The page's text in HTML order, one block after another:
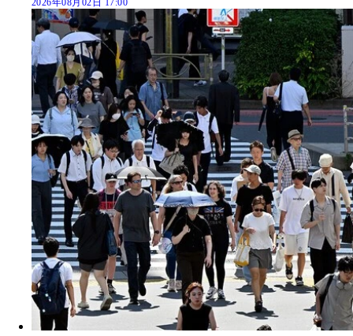
2026年08月02日 17:00